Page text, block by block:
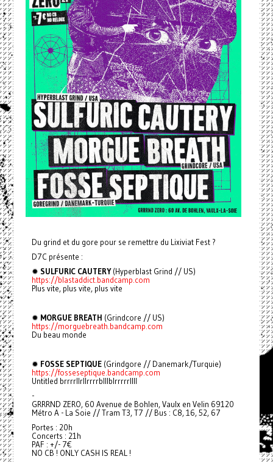
Du grind et du gore pour se remettre du Lixiviat Fest ?
D7C présente :
✹ SULFURIC CAUTERY(Hyperblast Grind // US)
https://blastaddict.bandcamp.com
Plus vite, plus vite, plus vite
✹ MORGUE BREATH (Grindcore // US)
https://morguebreath.bandcamp.com
Du beau monde
✹ FOSSE SEPTIQUE(Grindgore // Danemark/Turquie)
https://fosseseptique.bandcamp.com
Untitled brrrrllrllrrrrblllblrrrrrllll
-
GRRRND ZERO, 60 Avenue de Bohlen, Vaulx en Velin 69120
Métro A - La Soie // Tram T3, T7 // Bus : C8, 16, 52, 67
Portes : 20h
Concerts : 21h
PAF : +/- 7€
NO CB ! ONLY CASH IS REAL !